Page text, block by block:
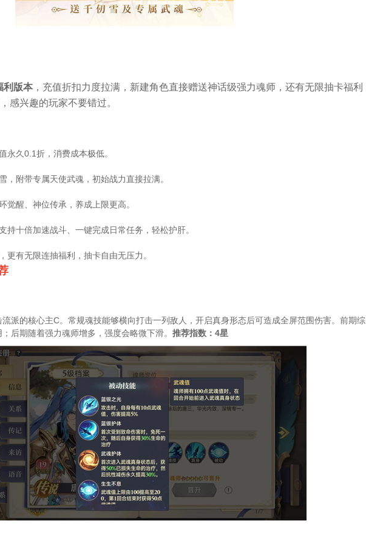
利版本 ，充值折扣力度拉满，新建角色直接赠送神话级强力魂师，还有无限抽卡福利
感兴趣的玩家不要错过。
永久0.1折，消费成本极低。
，附带专属天使武魂，初始战力直接拉满。
觉醒、神位传承，养成上限更高。
持十倍加速战斗、一键完成日常任务，轻松护肝。
更有无限连抽福利，抽卡自由无压力。
派的核心主C。常规魂技能够横向打击一列敌人，开启真身形态后可造成全屏范围伤害。前期综
后期随着强力魂师增多，强度会略微下滑。 推荐指数：4星